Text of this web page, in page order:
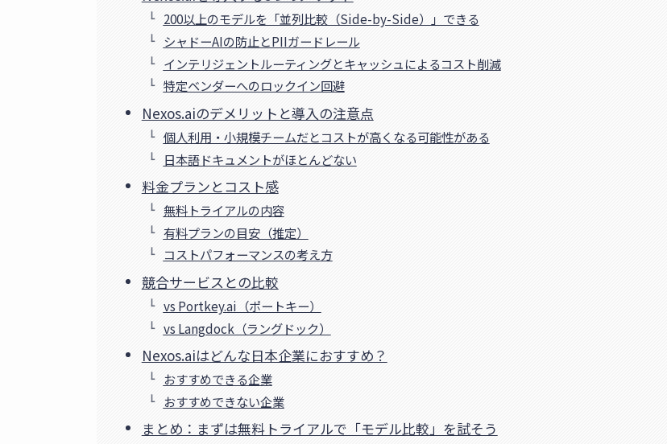
200以上のモデルを「並列比較（Side-by-Side）」できる
シャドーAIの防止とPIIガードレール
インテリジェントルーティングとキャッシュによるコスト削減
特定ベンダーへのロックイン回避
Nexos.aiのデメリットと導入の注意点
個人利用・小規模チームだとコストが高くなる可能性がある
日本語ドキュメントがほとんどない
料金プランとコスト感
無料トライアルの内容
有料プランの目安（推定）
コストパフォーマンスの考え方
競合サービスとの比較
vs Portkey.ai（ポートキー）
vs Langdock（ラングドック）
Nexos.aiはどんな日本企業におすすめ？
おすすめできる企業
おすすめできない企業
まとめ：まずは無料トライアルで「モデル比較」を試そう